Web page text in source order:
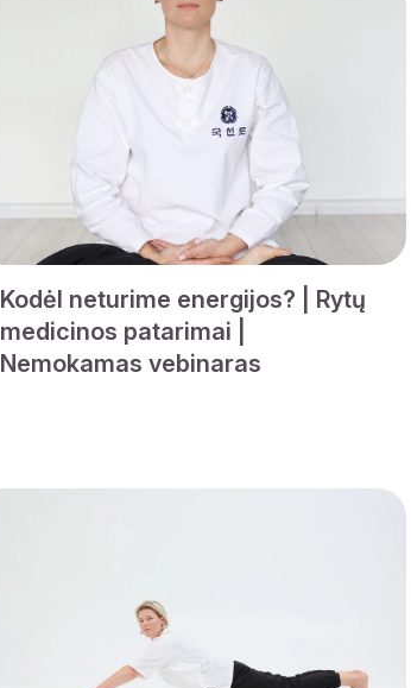
Kodėl neturime energijos? | Rytų
medicinos patarimai |
Nemokamas vebinaras